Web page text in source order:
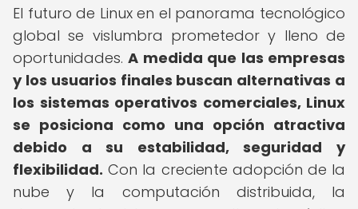
El futuro de Linux en el panorama tecnológico
global se vislumbra prometedor y lleno de
oportunidades.A medida que las empresas
y los usuarios finales buscan alternativas a
los sistemas operativos comerciales, Linux
se posiciona como una opción atractiva
debido a su estabilidad, seguridad y
flexibilidad. Con la creciente adopción de la
nube y la computación distribuida, la